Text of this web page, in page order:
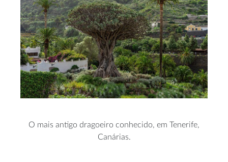
O mais antigo dragoeiro conhecido, em Tenerife,
Canárias.